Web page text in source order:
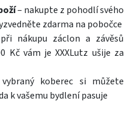
– nakupte z pohodlí svého
zdarma na pobočce
nákupu záclon a závěsů
Kč vám je XXXLutz ušije za
koberec si můžete
k vašemu bydlení pasuje